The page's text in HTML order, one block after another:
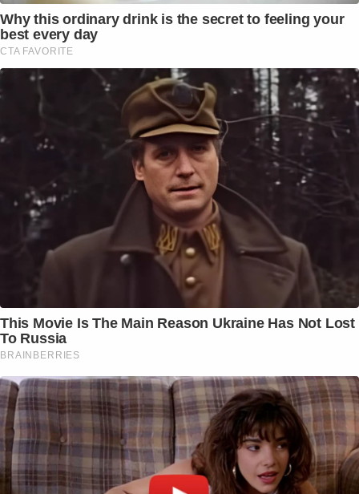
Why this ordinary drink is the secret to feeling your
best every day
CTA FAVORITE
This Movie Is The Main Reason Ukraine Has Not Lost
To Russia
BRAINBERRIES